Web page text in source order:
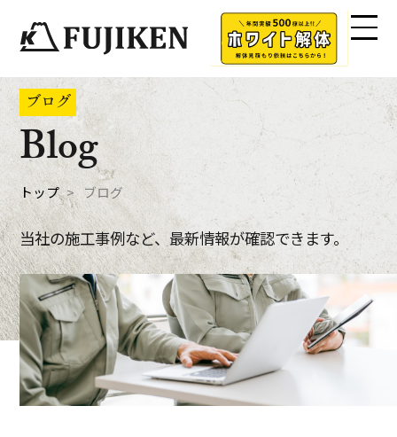
ブログ
Blog
トップ ブログ
当社の施工事例など、最新情報が確認できます。